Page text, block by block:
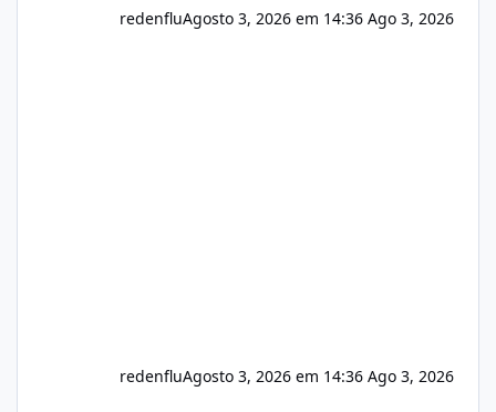
redenfluAgosto 3, 2026 em 14:36 Ago 3, 2026
redenfluAgosto 3, 2026 em 14:36 Ago 3, 2026